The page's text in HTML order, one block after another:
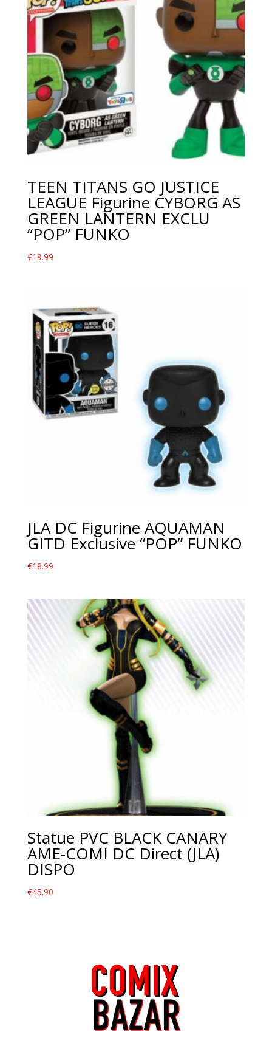
TEEN TITANS GO JUSTICE
LEAGUE Figurine CYBORG AS
GREEN LANTERN EXCLU
“POP” FUNKO
€19.99
JLA DC Figurine AQUAMAN
GITD Exclusive “POP” FUNKO
€18.99
Statue PVC BLACK CANARY
AME-COMI DC Direct (JLA)
DISPO
€45.90